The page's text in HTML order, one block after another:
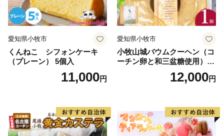
愛知県小牧市
くんねこ シフォンケーキ
（プレーン） 5個入
11,000円
愛知県小牧市
小牧山城バウムクーヘン（コ
ーチン卵と和三盆糖使用）
名古屋コーチン バームクー
ヘン 和三盆 小牧銘菓 バウム
12,000円